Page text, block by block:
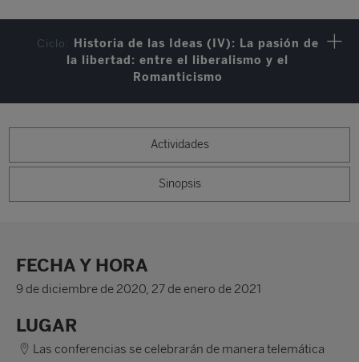
Ciclo: Historia de las Ideas (IV): La pasión de
la libertad: entre el liberalismo y el
Romanticismo
Actividades
Sinopsis
FECHA Y HORA
9 de diciembre de 2020, 27 de enero de 2021
LUGAR
Las conferencias se celebrarán de manera telemática